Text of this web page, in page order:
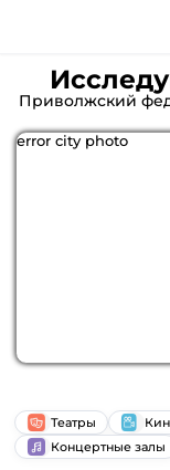
Приволжский
error city photo
Театры
Концертные залы